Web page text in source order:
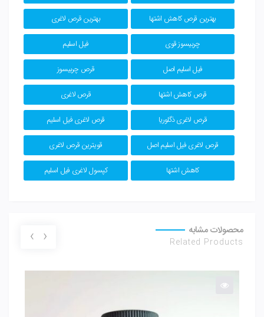
بهترین قرص کاهش اشتها بهترین قرص لاغری
چربیسوز قوی فیل اسلیم
فیل اسلیم اصل قرص چربیسوز
قرص کاهش اشتها قرص لاغری
قرص لاغری ذگلوریا قرص لاغری فیل اسلیم
قرص لاغری فیل اسلیم اصل قویترین قرص لاغری
کاهش اشتها کپسول لاغری فیل اسلیم
محصولات مشابه
Related Products
‹
›